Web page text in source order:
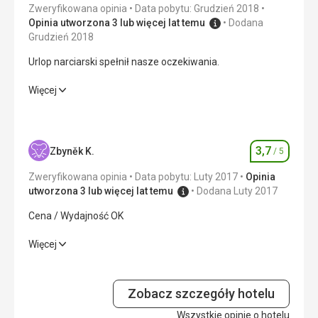
Zweryfikowana opinia
Data pobytu: Grudzień 2018
Opinia utworzona 3 lub więcej lat temu
Dodana
Grudzień 2018
Urlop narciarski spełnił nasze oczekiwania.
Urlop narciarski spełnił nasze oczekiwania.
Zakwaterowanie 5,0/ 5
Okolica 4,0
Ośrodki narciarskie były podczas naszej wizyty otwarte
dwa. Schlick 2000 i Stubaier Gletscher. Mam mieszane
Więcej
Zbyněk K. Ocena
3,7 / 5
Zweryfikowana opinia Data pobytu: Luty 2017
Opinia
utworzona 3 lub więcej lat temu
Dodana Luty 2017
Cena / Wydajność OK
Cena / Wydajność OK
2,0 / 5
Więcej
Zobacz szczegóły hotelu
Wszystkie opinie o hotelu